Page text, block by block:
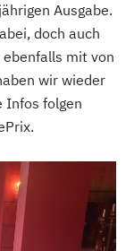
Ausgabe.
doch auch
mit von
wir wieder
Infos folgen